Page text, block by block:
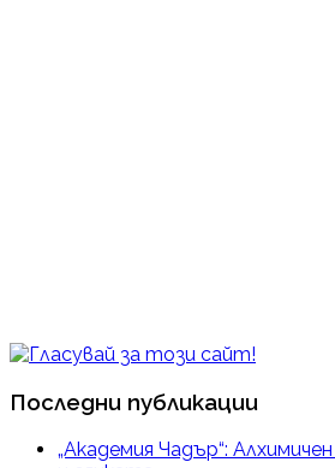
Последни публикации
„Академия Чадър“: